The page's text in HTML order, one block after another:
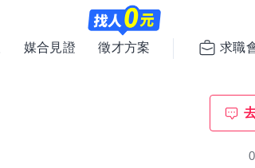
媒合見證 徵才方案 求職